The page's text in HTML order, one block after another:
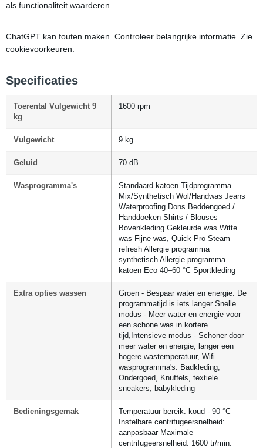
als functionaliteit waarderen.
ChatGPT kan fouten maken. Controleer belangrijke informatie. Zie
cookievoorkeuren.
Specificaties
Toerental Vulgewicht 9
kg
1600 rpm
Vulgewicht 9 kg
Geluid 70 dB
Wasprogramma's
Standaard katoen Tijdprogramma
Mix/Synthetisch Wol/Handwas Jeans
Waterproofing Dons Beddengoed /
Handdoeken Shirts / Blouses
Bovenkleding Gekleurde was Witte
was Fijne was, Quick Pro Steam
refresh Allergie programma
synthetisch Allergie programma
katoen Eco 40–60 °C Sportkleding
Extra opties wassen
Groen - Bespaar water en energie. De
programmatijd is iets langer Snelle
modus - Meer water en energie voor
een schone was in kortere
tijd,Intensieve modus - Schoner door
meer water en energie, langer een
hogere wastemperatuur, Wifi
wasprogramma's: Badkleding,
Ondergoed, Knuffels, textiele
sneakers, babykleding
Bedieningsgemak
Temperatuur bereik: koud - 90 °C
Instelbare centrifugeersnelheid:
aanpasbaar Maximale
centrifugeersnelheid: 1600 tr/min.